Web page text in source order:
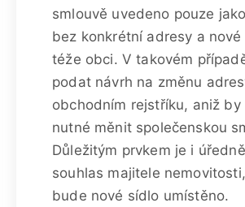
smlouvě uvedeno pouze
bez konkrétní adresy a
téže obci. V takovém
podat návrh na změnu
obchodním rejstříku, aniž by
nutné měnit společenskou
Důležitým prvkem je i
souhlas majitele
bude nové sídlo umístěno.